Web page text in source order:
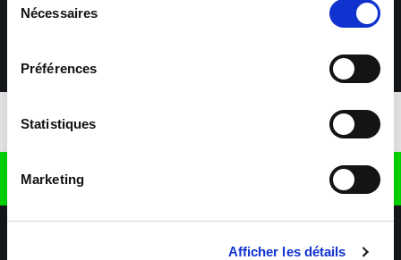
Nécessaires
Préférences
Statistiques
Marketing
Afficher les détails
Descarregar a aplicação